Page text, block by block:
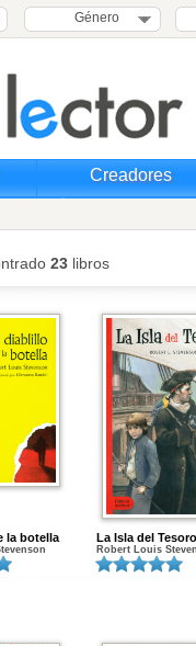
Género
Creadores
23 libros
la botella La Isla del Tesoro
Robert Louis